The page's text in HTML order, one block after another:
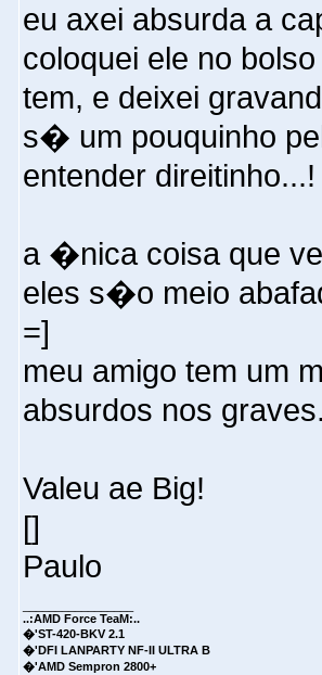
eu axei absurda a
coloquei ele no
tem, e deixei
s� um pouquinho
entender direitinho...!
a �nica coisa que
eles s�o meio
=]
meu amigo tem um
absurdos nos
Valeu ae Big!
[]
Paulo
..:AMD Force TeaM:..
�'ST-420-BKV 2.1
�'DFI LANPARTY NF-II ULTRA B
�'AMD Sempron 2800+